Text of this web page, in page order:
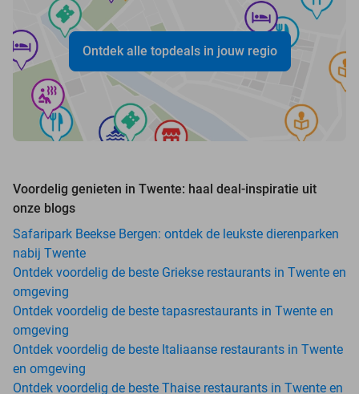
Ontdek alle topdeals in jouw regio
Voordelig genieten in Twente: haal deal-inspiratie uit
onze blogs
Safaripark Beekse Bergen: ontdek de leukste dierenparken
nabij Twente
Ontdek voordelig de beste Griekse restaurants in Twente en
omgeving
Ontdek voordelig de beste tapasrestaurants in Twente en
omgeving
Ontdek voordelig de beste Italiaanse restaurants in Twente
en omgeving
Ontdek voordelig de beste Thaise restaurants in Twente en